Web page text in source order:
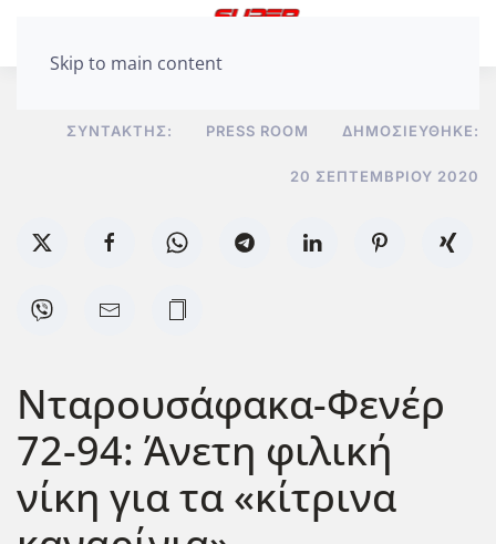
Skip to main content
ΣΥΝΤΆΚΤΗΣ: PRESS ROOM ΔΗΜΟΣΙΕΎΘΗΚΕ:
20 ΣΕΠΤΕΜΒΡΊΟΥ 2020
Νταρουσάφακα-Φενέρ
72-94: Άνετη φιλική
νίκη για τα «κίτρινα